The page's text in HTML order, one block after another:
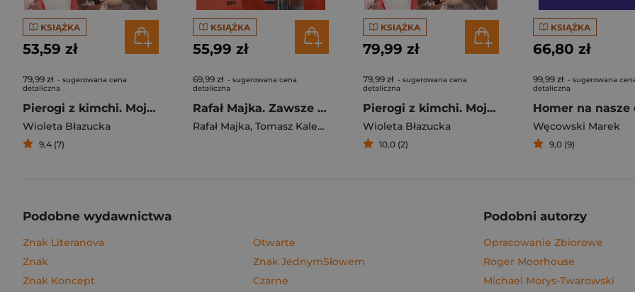
KSIĄŻKA
53,59 zł
79,99 zł - sugerowana cena
detaliczna
Pierogi z kimchi. Moje ulubione azjatyckie przepisy
Wioleta Błazucka
9,4 (7)
KSIĄŻKA
55,99 zł
69,99 zł - sugerowana cena
detaliczna
Rafał Majka. Zawsze z przodu. Rozmawia Tomasz Kalemba - książka z autografem
Rafał Majka, Tomasz Kalemba
KSIĄŻKA
79,99 zł
79,99 zł - sugerowana cena
detaliczna
Pierogi z kimchi. Moje ulubione azjatyckie przepisy - książka z autografem
Wioleta Błazucka
10,0 (2)
KSIĄŻKA
66,80 zł
99,99 zł - sugerowana
detaliczna
Homer na nasze
Węcowski Marek
9,0 (9)
Podobne wydawnictwa
Znak Literanova
Znak
Znak Koncept
Otwarte
Znak JednymSłowem
Czarne
Podobni autorzy
Opracowanie Zbiorowe
Roger Moorhouse
Michael Morys-Twarowski